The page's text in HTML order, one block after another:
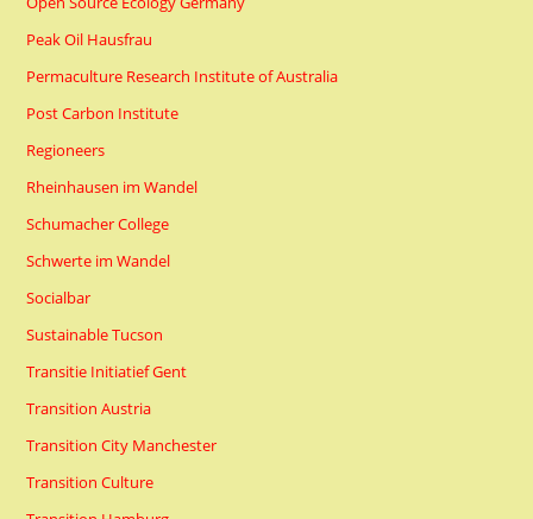
Peak Oil Hausfrau
Permaculture Research Institute of Australia
Post Carbon Institute
Regioneers
Rheinhausen im Wandel
Schumacher College
Schwerte im Wandel
Socialbar
Sustainable Tucson
Transitie Initiatief Gent
Transition Austria
Transition City Manchester
Transition Culture